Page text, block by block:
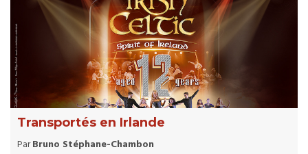
Transportés en Irlande
ParBruno Stéphane-Chambon